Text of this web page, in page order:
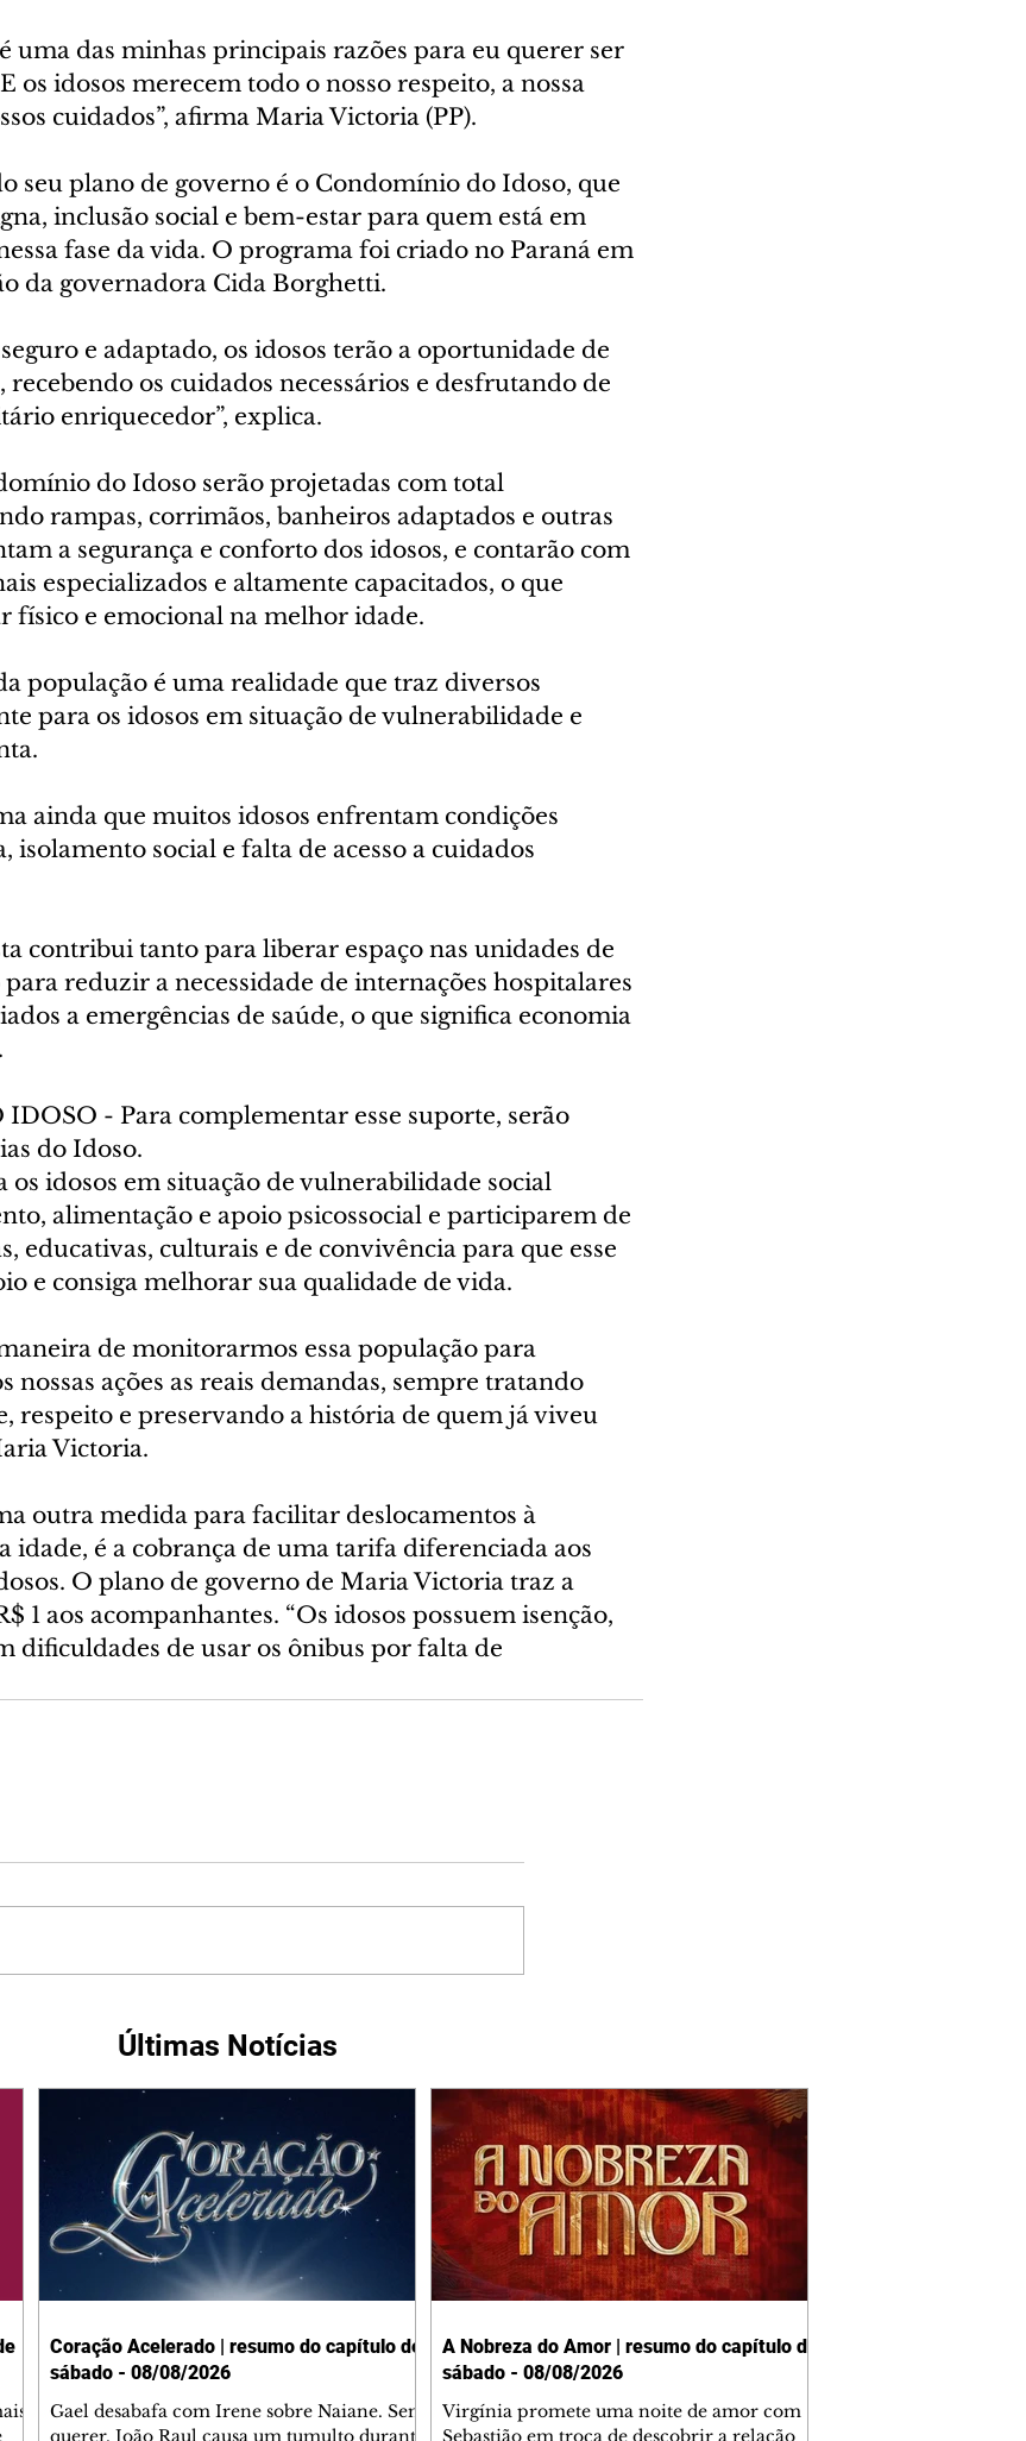
uma das minhas principais razões para eu querer ser
os idosos merecem todo o nosso respeito, a nossa
cuidados”, afirma Maria Victoria (PP).
seu plano de governo é o Condomínio do Idoso, que
inclusão social e bem-estar para quem está em
fase da vida. O programa foi criado no Paraná em
da governadora Cida Borghetti.
os cuidados necessários e desfrutando de
enriquecedor”, explica.
do Idoso serão projetadas com total
rampas, corrimãos, banheiros adaptados e outras
a segurança e conforto dos idosos, e contarão com
especializados e altamente capacitados, o que
físico e emocional na melhor idade.
população é uma realidade que traz diversos
para os idosos em situação de vulnerabilidade e
ainda que muitos idosos enfrentam condições
isolamento social e falta de acesso a cuidados
contribui tanto para liberar espaço nas unidades de
reduzir a necessidade de internações hospitalares
a emergências de saúde, o que significa economia
- Para complementar esse suporte, serão
do Idoso.
os idosos em situação de vulnerabilidade social
alimentação e apoio psicossocial e participarem de
educativas, culturais e de convivência para que esse
e consiga melhorar sua qualidade de vida.
de monitorarmos essa população para
nossas ações as reais demandas, sempre tratando
respeito e preservando a história de quem já viveu
Victoria.
outra medida para facilitar deslocamentos à
idade, é a cobrança de uma tarifa diferenciada aos
O plano de governo de Maria Victoria traz a
1 aos acompanhantes. “Os idosos possuem isenção,
dificuldades de usar os ônibus por falta de
Últimas Notícias
Coração Acelerado | resumo do capítulo de
sábado - 08/08/2026
Gael desabafa com Irene sobre Naiane. Sem
querer, João Raul causa um tumulto durante
A Nobreza do Amor | resumo do capítulo de
sábado - 08/08/2026
Virgínia promete uma noite de amor com
Sebastião em troca de descobrir a relação